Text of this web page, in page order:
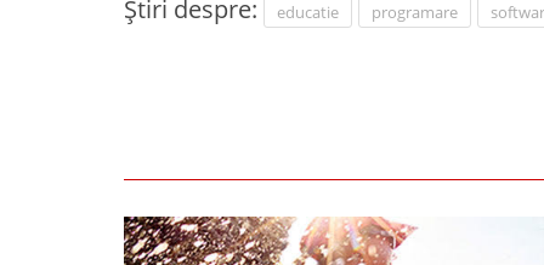
Știri despre: educatie programare